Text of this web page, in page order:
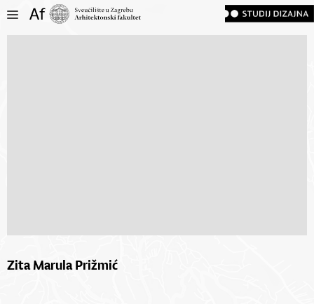
Zita Marula Prižmić